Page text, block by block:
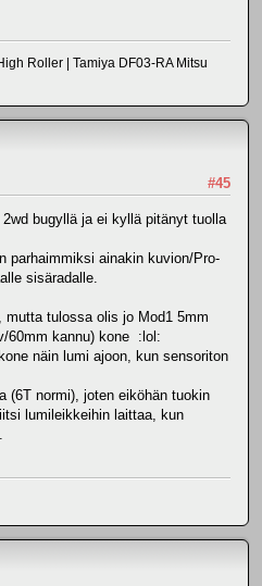
Roller | Tamiya DF03-RA Mitsu
#45
bugyllä ja ei kyllä pitänyt tuolla
parhaimmiksi ainakin kuvion/Pro-
sisäradalle.
tulossa olis jo Mod1 5mm
60mm kannu) kone :lol:
näin lumi ajoon, kun sensoriton
(6T normi), joten eiköhän tuokin
lumileikkeihin laittaa, kun